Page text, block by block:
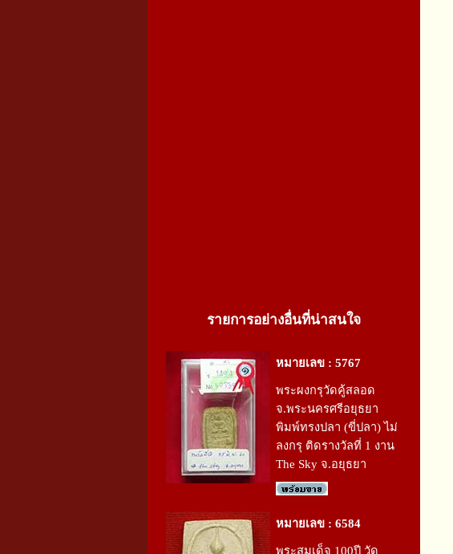
รายการอย่างอื่นที่น่าสนใจ
หมายเลข : 5767
พระผงกรุวัดคู้สลอด
จ.พระนครศรีอยุธยา
พิมพ์ทรงปลา (ขี่ปลา) ไม่
ลงกรุ ติดรางวัลที่ 1 งาน
The Sky จ.อยุธยา
หมายเลข : 6584
พระสมเด็จ 100ปี วัด